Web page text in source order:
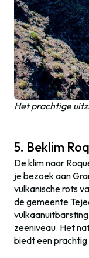
Het prachtige
5. Beklim
De klim naar
je bezoek aan
vulkanische rots
de gemeente
zeeniveau. Het
biedt een